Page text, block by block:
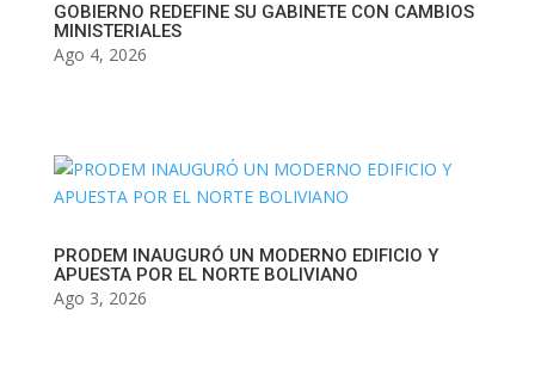
GOBIERNO REDEFINE SU GABINETE CON CAMBIOS
MINISTERIALES
Ago 4, 2026
PRODEM INAUGURÓ UN MODERNO EDIFICIO Y
APUESTA POR EL NORTE BOLIVIANO
Ago 3, 2026